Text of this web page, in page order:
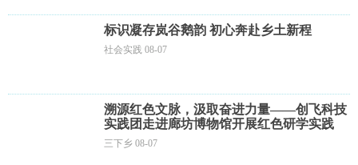
标识凝存岚谷鹅韵 初心奔赴乡土新程
社会实践 08-07
溯源红色文脉，汲取奋进力量——创飞科技
实践团走进廊坊博物馆开展红色研学实践
三下乡 08-07